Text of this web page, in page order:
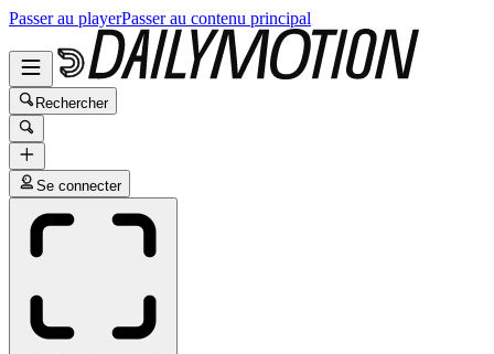
Passer au playerPasser au contenu principal
Rechercher
Se connecter